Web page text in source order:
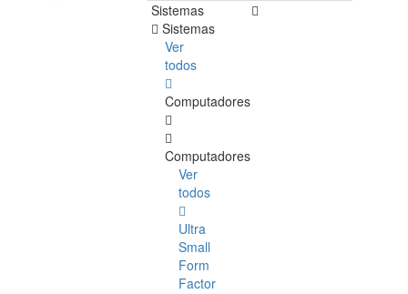
Sistemas
Sistemas
Ver
todos
Computadores
Computadores
Ver
todos
Ultra
Small
Form
Factor